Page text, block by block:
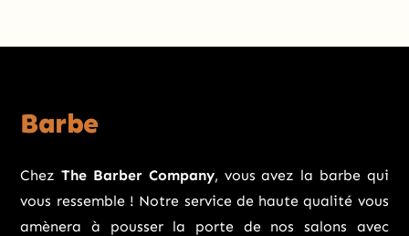
Barbe
ChezThe Barber Company, vous avez la barbe qui
vous ressemble ! Notre service de haute qualité vous
amènera à pousser la porte de nos salons avec